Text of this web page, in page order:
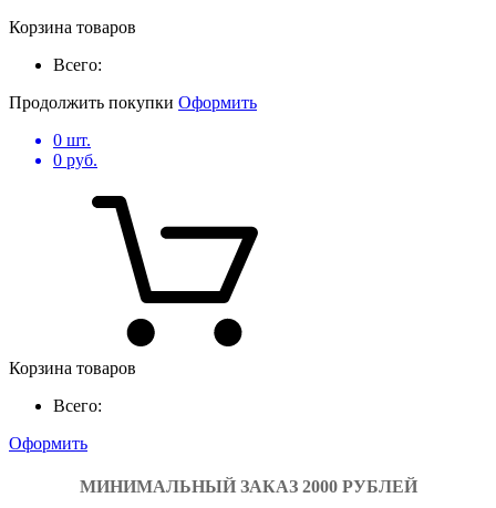
Корзина товаров
Всего:
Продолжить покупки Оформить
0 шт.
0 руб.
Корзина товаров
Всего:
Оформить
МИНИМАЛЬНЫЙ ЗАКАЗ 2000 РУБЛЕЙ